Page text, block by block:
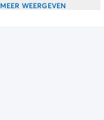
MEER WEERGEVEN